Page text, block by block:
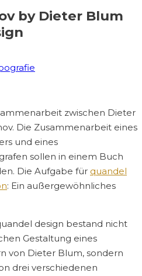
by Dieter Blum
zwischen Dieter
Die Zusammenarbeit eines
und eines
sollen in einem Buch
Die Aufgabe für quandel
: Ein außergewöhnliches
design bestand nicht
Gestaltung eines
von Dieter Blum, sondern
drei verschiedenen